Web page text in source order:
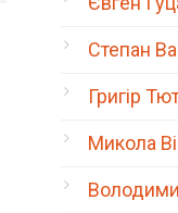
Степан
Григір
Микола